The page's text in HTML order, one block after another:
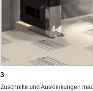
3
Zuschnitte und Ausklinkungen